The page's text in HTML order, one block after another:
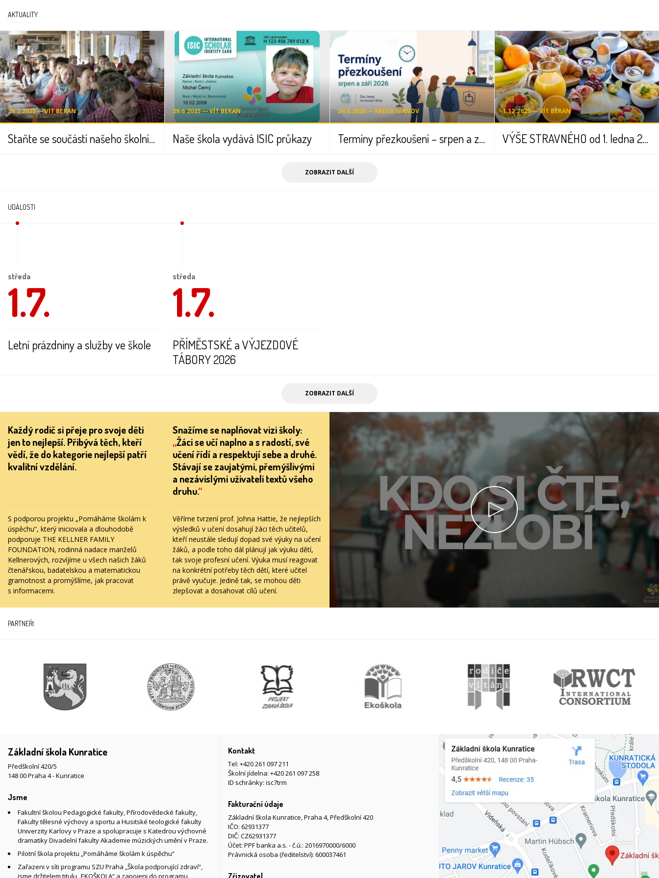
AKTUALITY
29.3.2025 ― VÍT BERAN
Staňte se součástí našeho školního týmu!
29.6.2025 ― VÍT BERAN
Naše škola vydává ISIC průkazy
24.6.2026 ― RADEK IVANOV
Termíny přezkoušení – srpen a září 2026
1.12.2025 ― VÍT BERAN
VÝŠE STRAVNÉHO od 1. ledna 2026
ZOBRAZIT DALŠÍ
UDÁLOSTI
středa
1.7.
Letní prázdniny a služby ve škole
středa
1.7.
PŘÍMĚSTSKÉ a VÝJEZDOVÉ
TÁBORY 2026
ZOBRAZIT DALŠÍ
Každý rodič si přeje pro svoje děti
jen to nejlepší. Přibývá těch, kteří
vědí, že do kategorie nejlepší patří
kvalitní vzdělání.
Snažíme se naplňovat vizi školy:
„Žáci se učí naplno a s radostí, své
učení řídí a respektují sebe a druhé.
Stávají se zaujatými, přemýšlivými
a nezávislými uživateli textů všeho
druhu.“
S podporou projektu „Pomáháme školám k
úspěchu“, který iniciovala a dlouhodobě
podporuje THE KELLNER FAMILY
FOUNDATION, rodinná nadace manželů
Kellnerových, rozvíjíme u všech našich žáků
čtenářskou, badatelskou a matematickou
gramotnost a promýšlíme, jak pracovat
s informacemi.
Věříme tvrzení prof. Johna Hattie, že nejlepších
výsledků v učení dosahují žáci těch učitelů,
kteří neustále sledují dopad své výuky na učení
žáků, a podle toho dál plánují jak výuku dětí,
tak svoje profesní učení. Výuka musí reagovat
na konkrétní potřeby těch dětí, které učitel
právě vyučuje. Jedině tak, se mohou děti
zlepšovat a dosahovat cílů učení.
Přehrát video
PARTNEŘI
Základní škola Kunratice
Předškolní 420/5
148 00 Praha 4 - Kunratice
Jsme
Fakultní školou Pedagogické fakulty, Přírodovědecké fakulty,
Fakulty tělesné výchovy a sportu a Husitské teologické fakulty
Univerzity Karlovy v Praze a spolupracuje s Katedrou výchovné
dramatiky Divadelní fakulty Akademie múzických umění v Praze.
Pilotní škola projektu „Pomáháme školám k úspěchu“
Zařazeni v síti programu SZU Praha „Škola podporující zdraví“,
jsme držitelem titulu „EKOŠKOLA“ a zapojeni do programu
Kontakt
Tel: +420 261 097 211
Školní jídelna: +420 261 097 258
ID schránky: isc7trm
Fakturační údaje
Základní škola Kunratice, Praha 4, Předškolní 420
IČO: 62931377
DIČ: CZ62931377
Účet: PPF banka a.s. - č.ú.: 2016970000/6000
Právnická osoba (ředitelství): 600037461
Zřizovatel